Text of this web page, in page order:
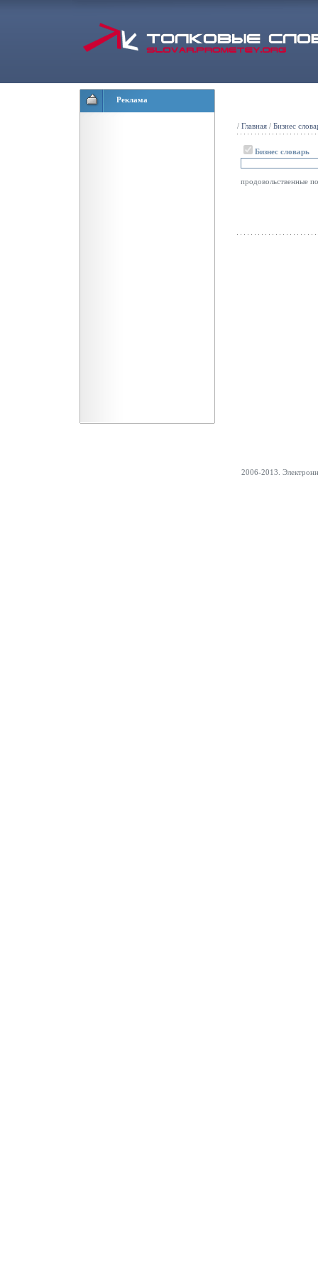
Реклама
/ Главная / Бизнес
Бизнес словарь
продовольственные
2006-2013.